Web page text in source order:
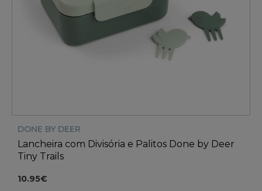
DONE BY DEER
Lancheira com Divisória e Palitos Done by Deer
Tiny Trails
10.95€